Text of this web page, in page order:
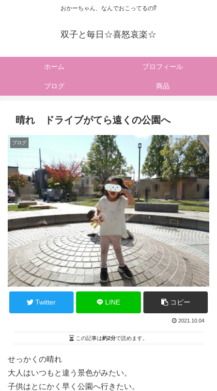
おかーちゃん、なんでおこってるの⁉
双子と毎日☆喜怒哀楽☆
ホーム プロフィール
ブログ 商品
晴れ ドライブがてら遠くの公園へ
ブログ
Twitter LINE コピー
2021.10.04
この記事は約2分で読めます。
せっかくの晴れ
大人はいつもと違う景色がみたい。
子供はとにかく早く公園へ行きたい。